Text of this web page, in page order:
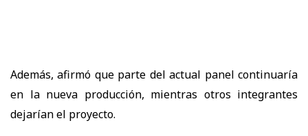
Además, afirmó que parte del actual panel continuaría
en la nueva producción, mientras otros integrantes
dejarían el proyecto.